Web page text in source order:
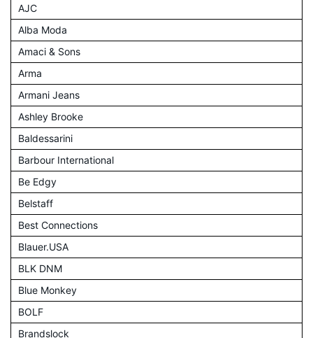
AJC
Alba Moda
Amaci & Sons
Arma
Armani Jeans
Ashley Brooke
Baldessarini
Barbour International
Be Edgy
Belstaff
Best Connections
Blauer.USA
BLK DNM
Blue Monkey
BOLF
Brandslock